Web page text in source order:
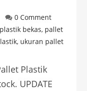
0 Comment
bekas, pallet
, ukuran pallet
Plastik
UPDATE